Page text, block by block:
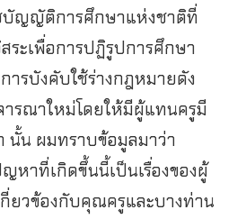
บัญญัติการศึกษาแห่งชาติที่
ระเพื่อการปฏิรูปการศึกษา
ารบังคับใช้ร่างกฎหมายดัง
ารณาใหม่โดยให้มีผู้แทนครูมี
นั้น ผมทราบข้อมูลมาว่า
หาที่เกิดขึ้นนี้เป็นเรื่องของผู้
กี่ยวข้องกับคุณครูและบางท่าน